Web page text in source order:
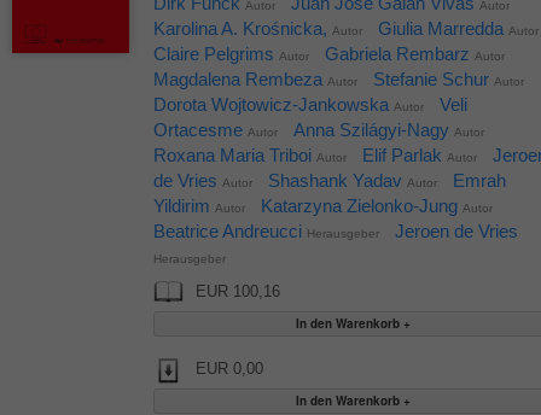
Autor Autor
Karolina A. Krośnicka, Autor Giulia Marredda Autor
Claire Pelgrims Autor Gabriela Rembarz Autor
Magdalena Rembeza Autor Stefanie Schur Autor
Dorota Wojtowicz-Jankowska Autor
Veli
Ortacesme Autor Anna Szilágyi-Nagy Autor
Roxana Maria Triboi Autor Elif Parlak Autor
de Vries Autor Shashank Yadav Autor
Emrah
Yildirim Autor Katarzyna Zielonko-Jung Autor
Beatrice Andreucci Herausgeber Jeroen de Vries
Herausgeber
EUR 100,16
EUR 0,00